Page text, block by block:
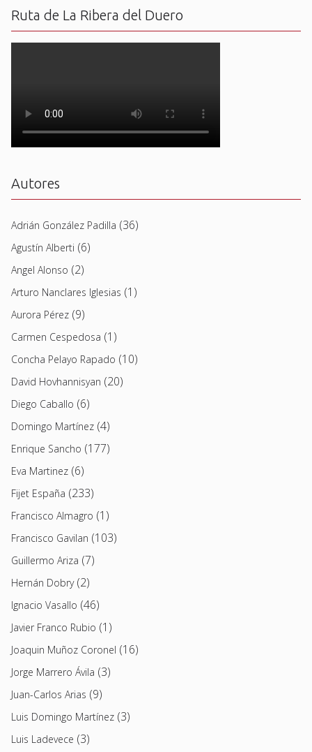
Ruta de La Ribera del Duero
Autores
Adrián González Padilla (36)
Agustín Alberti (6)
Angel Alonso (2)
Arturo Nanclares Iglesias (1)
Aurora Pérez (9)
Carmen Cespedosa (1)
Concha Pelayo Rapado (10)
David Hovhannisyan (20)
Diego Caballo (6)
Domingo Martínez (4)
Enrique Sancho (177)
Eva Martinez (6)
Fijet España (233)
Francisco Almagro (1)
Francisco Gavilan (103)
Guillermo Ariza (7)
Hernán Dobry(2)
Ignacio Vasallo (46)
Javier Franco Rubio (1)
Joaquin Muñoz Coronel (16)
Jorge Marrero Ávila (3)
Juan-Carlos Arias (9)
Luis Domingo Martínez (3)
Luis Ladevece (3)